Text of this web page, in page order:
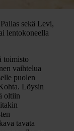
sekä Levi,
lentokoneella
toimisto
vaihtelua
puolen
Löysin
oltiin
tavata